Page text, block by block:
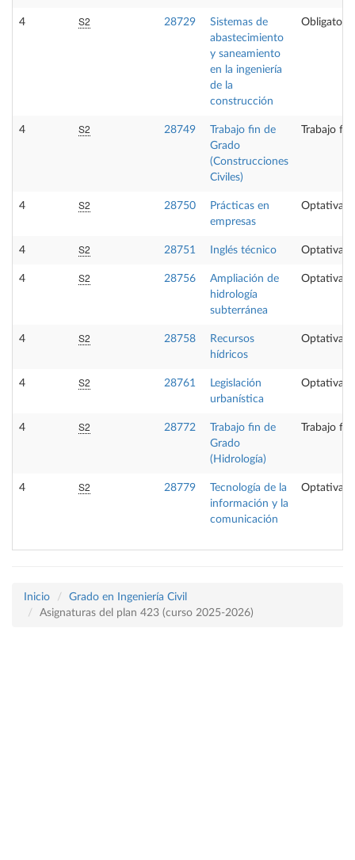
4 S2 28729
Sistemas de
abastecimiento
y saneamiento
en la ingeniería
de la
construcción
Obligatoria
4 S2 28749
Trabajo fin de
Grado
(Construcciones
Civiles)
Trabajo fin
4 S2 28750
Prácticas en
empresas
Optativa
4 S2 28751 Inglés técnico Optativa
4 S2 28756
Ampliación de
hidrología
subterránea
Optativa
4 S2 28758
Recursos
hídricos
Optativa
4 S2 28761
Legislación
urbanística
Optativa
4 S2 28772
Trabajo fin de
Grado
(Hidrología)
Trabajo fin
4 S2 28779
Tecnología de la
información y la
comunicación
Optativa
Inicio
Grado en Ingeniería Civil
Asignaturas del plan 423 (curso 2025-2026)